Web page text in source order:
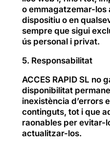
o emmagatzemar-los
dispositiu o en
sempre que sigui
ús personal i privat.
5. Responsabilitat
ACCES RAPID SL no
disponibilitat
inexistència d’errors
continguts, tot i que
raonables per evitar-
actualitzar-los.